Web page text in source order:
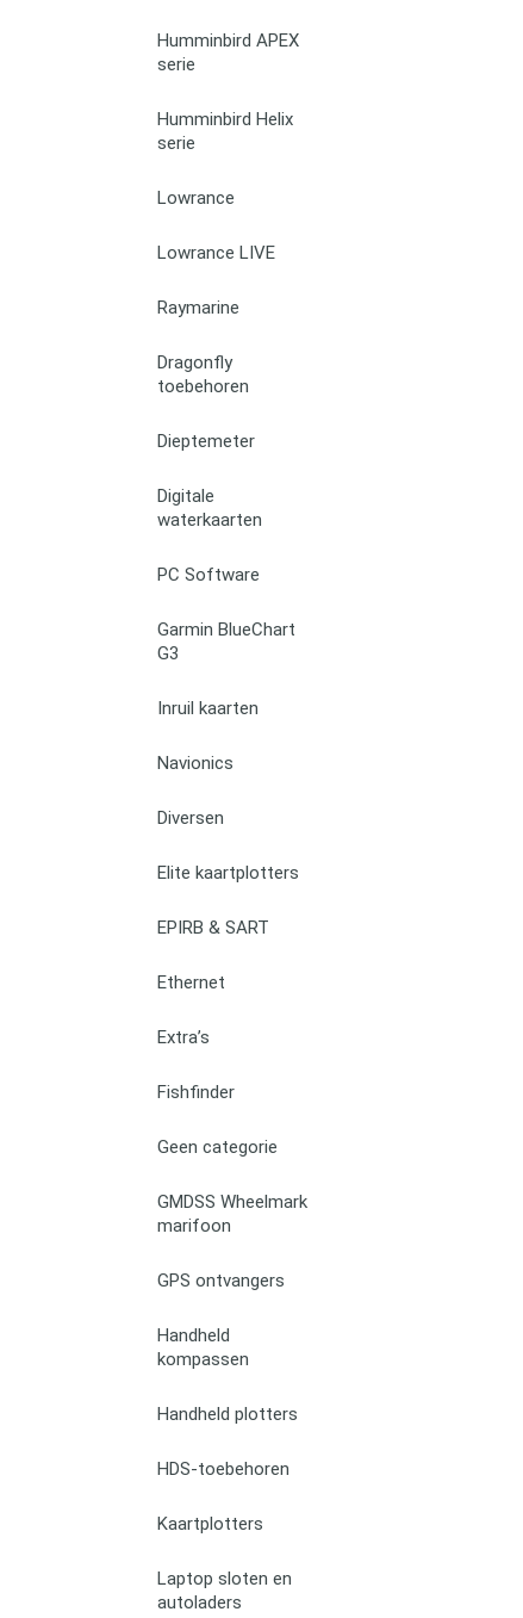
Humminbird APEX
serie
Humminbird Helix
serie
Lowrance
Lowrance LIVE
Raymarine
Dragonfly
toebehoren
Dieptemeter
Digitale
waterkaarten
PC Software
Garmin BlueChart
G3
Inruil kaarten
Navionics
Diversen
Elite kaartplotters
EPIRB & SART
Ethernet
Extra’s
Fishfinder
Geen categorie
GMDSS Wheelmark
marifoon
GPS ontvangers
Handheld
kompassen
Handheld plotters
HDS-toebehoren
Kaartplotters
Laptop sloten en
autoladers